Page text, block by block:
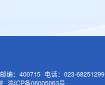
编：400715 电话：023-68251299
渝ICP备06005063号